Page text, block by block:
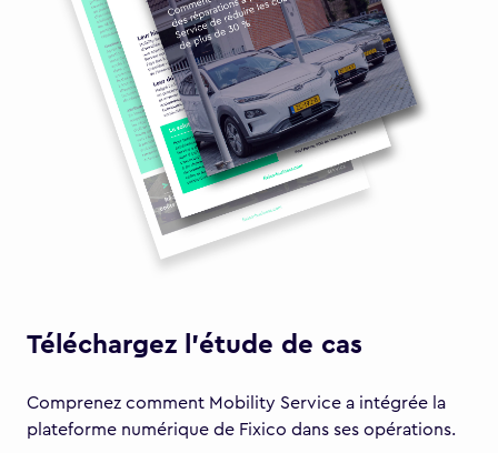
Téléchargez l'étude de cas
Comprenez comment Mobility Service a intégrée la
plateforme numérique de Fixico dans ses opérations.